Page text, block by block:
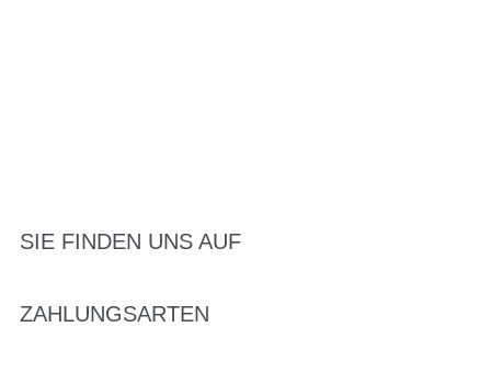
SIE FINDEN UNS AUF
ZAHLUNGSARTEN